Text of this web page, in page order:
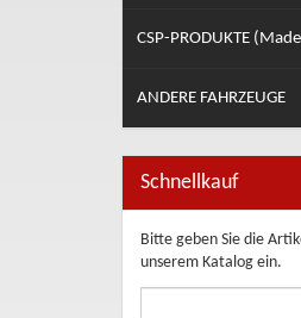
CSP-PRODUKTE
ANDERE FAHRZEUGE
Schnellkauf
Bitte geben Sie die
unserem Katalog ein.